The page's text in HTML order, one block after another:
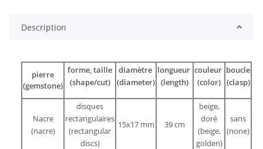
Description
pierre
(gemstone)
forme, taille
(shape/cut)
diamètre
(diameter)
longueur
(length)
couleur
(color)
boucle
(clasp)
Nacre
(nacre)
disques
rectangulaires
(rectangular
discs)
15x17 mm 39 cm
beige,
doré
(beige,
golden)
sans
(none)